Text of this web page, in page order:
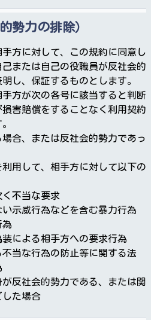
勢力の排除）
手方に対して、この規約に同意し
または自己の役職員が反社会的
し、保証するものとします。
手方が次の各号に該当すると判断
害賠償をすることなく利用契約
場合、または反社会的勢力であっ
利用して、相手方に対して以下の
不当な要求
示威行為などを含む暴力行為
による相手方への要求行為
当な行為の防止等に関する法
が反社会的勢力である、または関
した場合